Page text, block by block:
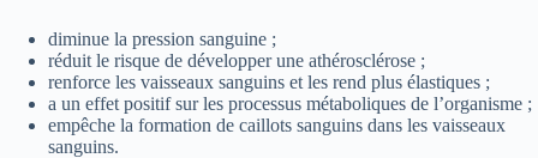
diminue la pression sanguine ;
réduit le risque de développer une athérosclérose ;
renforce les vaisseaux sanguins et les rend plus élastiques ;
a un effet positif sur les processus métaboliques de l’organisme ;
empêche la formation de caillots sanguins dans les vaisseaux
sanguins.